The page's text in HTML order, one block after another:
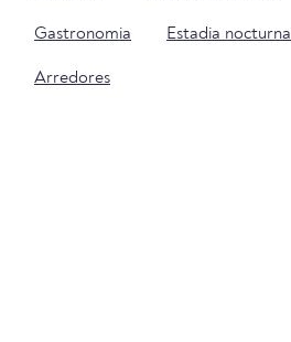
Gastronomia Estadia nocturna
Arredores